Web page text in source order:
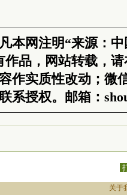
本网注明“来源：
作品，网站转载，
作实质性改动；微
系授权。邮箱：
关于